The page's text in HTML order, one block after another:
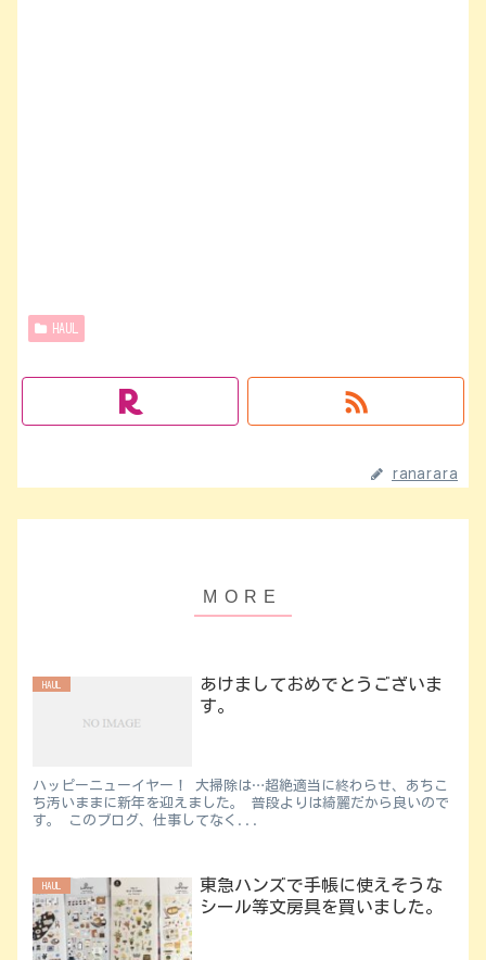
HAUL
ranarara
HAUL
あけましておめでとうございま
す。
ハッピーニューイヤー！ 大掃除は…超絶適当に終わらせ、あちこ
ち汚いままに新年を迎えました。 普段よりは綺麗だから良いので
す。 このブログ、仕事してなく...
HAUL
東急ハンズで手帳に使えそうな
シール等文房具を買いました。